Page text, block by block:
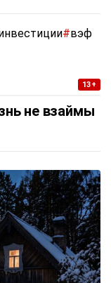
#вэф
13+
не взаймы